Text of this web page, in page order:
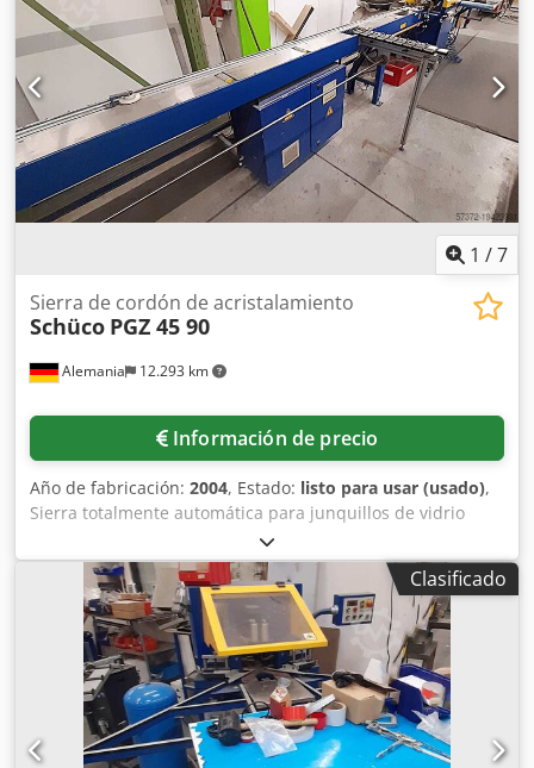
1 /7
Alemania 12.293 km
Sierra de cordón de acristalamiento
Schüco PGZ 45 90
Información de precio
Año de fabricación: 2004, Estado: listo para usar (usado),
Sierra totalmente automática para junquillos de vidrio
Schüco disponible. Diámetro de la hoja: 400 mm, ángulos
de corte: 45°/90°, tipo de motor: E63SP-2, revoluciones:
2800 rpm. Es posible una inspección in situ. Dcedpfx Aowu
Ez Nod Nek
Clasificado